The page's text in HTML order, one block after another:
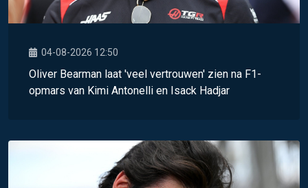
04-08-2026 12:50
Oliver Bearman laat 'veel vertrouwen' zien na F1-
opmars van Kimi Antonelli en Isack Hadjar